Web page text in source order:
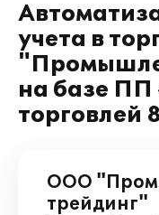
учета в
на базе ПП
торговлей
ООО
трейдинг"